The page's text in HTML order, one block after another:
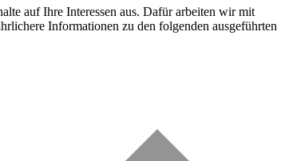
auf Ihre Interessen aus. Dafür arbeiten wir mit
Informationen zu den folgenden ausgeführten